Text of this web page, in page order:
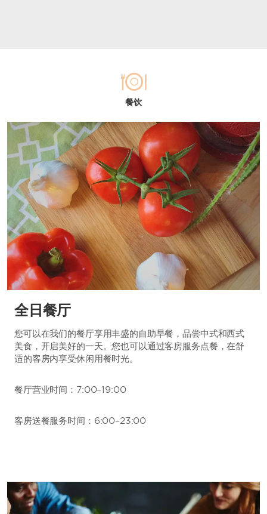
餐饮
全日餐厅
您可以在我们的餐厅享用丰盛的自助早餐，品尝中式和西式
美食，开启美好的一天。您也可以通过客房服务点餐，在舒
适的客房内享受休闲用餐时光。
餐厅营业时间：7:00–19:00
客房送餐服务时间：6:00–23:00